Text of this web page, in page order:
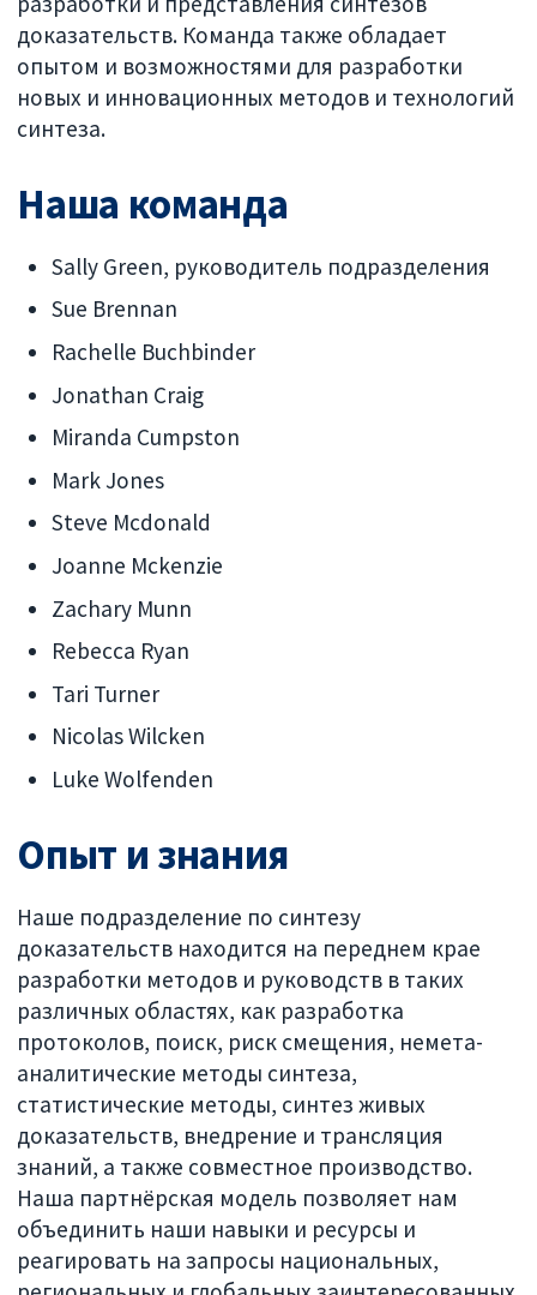
доказательств. Команда также обладает
опытом и возможностями для разработки
новых и инновационных методов и технологий
синтеза.
Наша команда
Sally Green, руководитель подразделения
Sue Brennan
Rachelle Buchbinder
Jonathan Craig
Miranda Cumpston
Mark Jones
Steve Mcdonald
Joanne Mckenzie
Zachary Munn
Rebecca Ryan
Tari Turner
Nicolas Wilcken
Luke Wolfenden
Опыт и знания
Наше подразделение по синтезу
доказательств находится на переднем крае
разработки методов и руководств в таких
различных областях, как разработка
протоколов, поиск, риск смещения, немета-
аналитические методы синтеза,
статистические методы, синтез живых
доказательств, внедрение и трансляция
знаний, а также совместное производство.
Наша партнёрская модель позволяет нам
объединить наши навыки и ресурсы и
реагировать на запросы национальных,